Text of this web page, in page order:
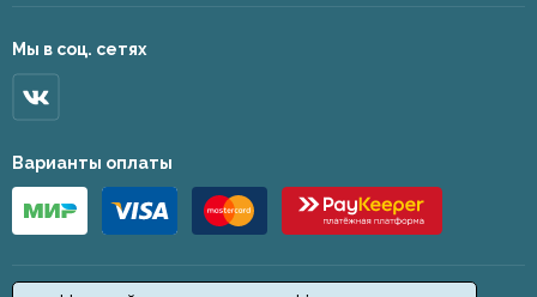
Мы в соц. сетях
Варианты оплаты